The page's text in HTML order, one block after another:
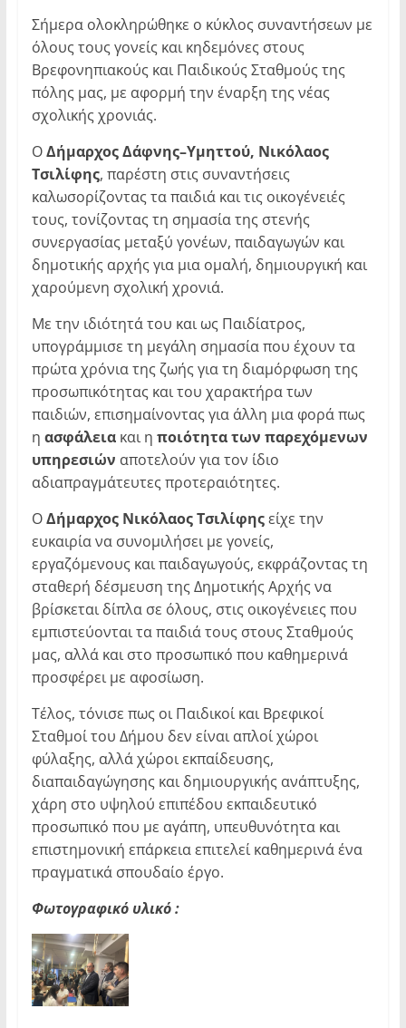
Σήμερα ολοκληρώθηκε ο κύκλος συναντήσεων με
όλους τους γονείς και κηδεμόνες στους
Βρεφονηπιακούς και Παιδικούς Σταθμούς της
πόλης μας, με αφορμή την έναρξη της νέας
σχολικής χρονιάς.
ΟΔήμαρχος Δάφνης–Υμηττού, Νικόλαος
Τσιλίφης, παρέστη στις συναντήσεις
καλωσορίζοντας τα παιδιά και τις οικογένειές
τους, τονίζοντας τη σημασία της στενής
συνεργασίας μεταξύ γονέων, παιδαγωγών και
δημοτικής αρχής για μια ομαλή, δημιουργική και
χαρούμενη σχολική χρονιά.
Με την ιδιότητά του και ως Παιδίατρος,
υπογράμμισε τη μεγάλη σημασία που έχουν τα
πρώτα χρόνια της ζωής για τη διαμόρφωση της
προσωπικότητας και του χαρακτήρα των
παιδιών, επισημαίνοντας για άλλη μια φορά πως
η ασφάλειακαι η ποιότητα των παρεχόμενων
υπηρεσιών αποτελούν για τον ίδιο
αδιαπραγμάτευτες προτεραιότητες.
ΟΔήμαρχος Νικόλαος Τσιλίφηςείχε την
ευκαιρία να συνομιλήσει με γονείς,
εργαζόμενους και παιδαγωγούς, εκφράζοντας τη
σταθερή δέσμευση της Δημοτικής Αρχής να
βρίσκεται δίπλα σε όλους, στις οικογένειες που
εμπιστεύονται τα παιδιά τους στους Σταθμούς
μας, αλλά και στο προσωπικό που καθημερινά
προσφέρει με αφοσίωση.
Τέλος, τόνισε πως οι Παιδικοί και Βρεφικοί
Σταθμοί του Δήμου δεν είναι απλοί χώροι
φύλαξης, αλλά χώροι εκπαίδευσης,
διαπαιδαγώγησης και δημιουργικής ανάπτυξης,
χάρη στο υψηλού επιπέδου εκπαιδευτικό
προσωπικό που με αγάπη, υπευθυνότητα και
επιστημονική επάρκεια επιτελεί καθημερινά ένα
πραγματικά σπουδαίο έργο.
Φωτογραφικό υλικό :